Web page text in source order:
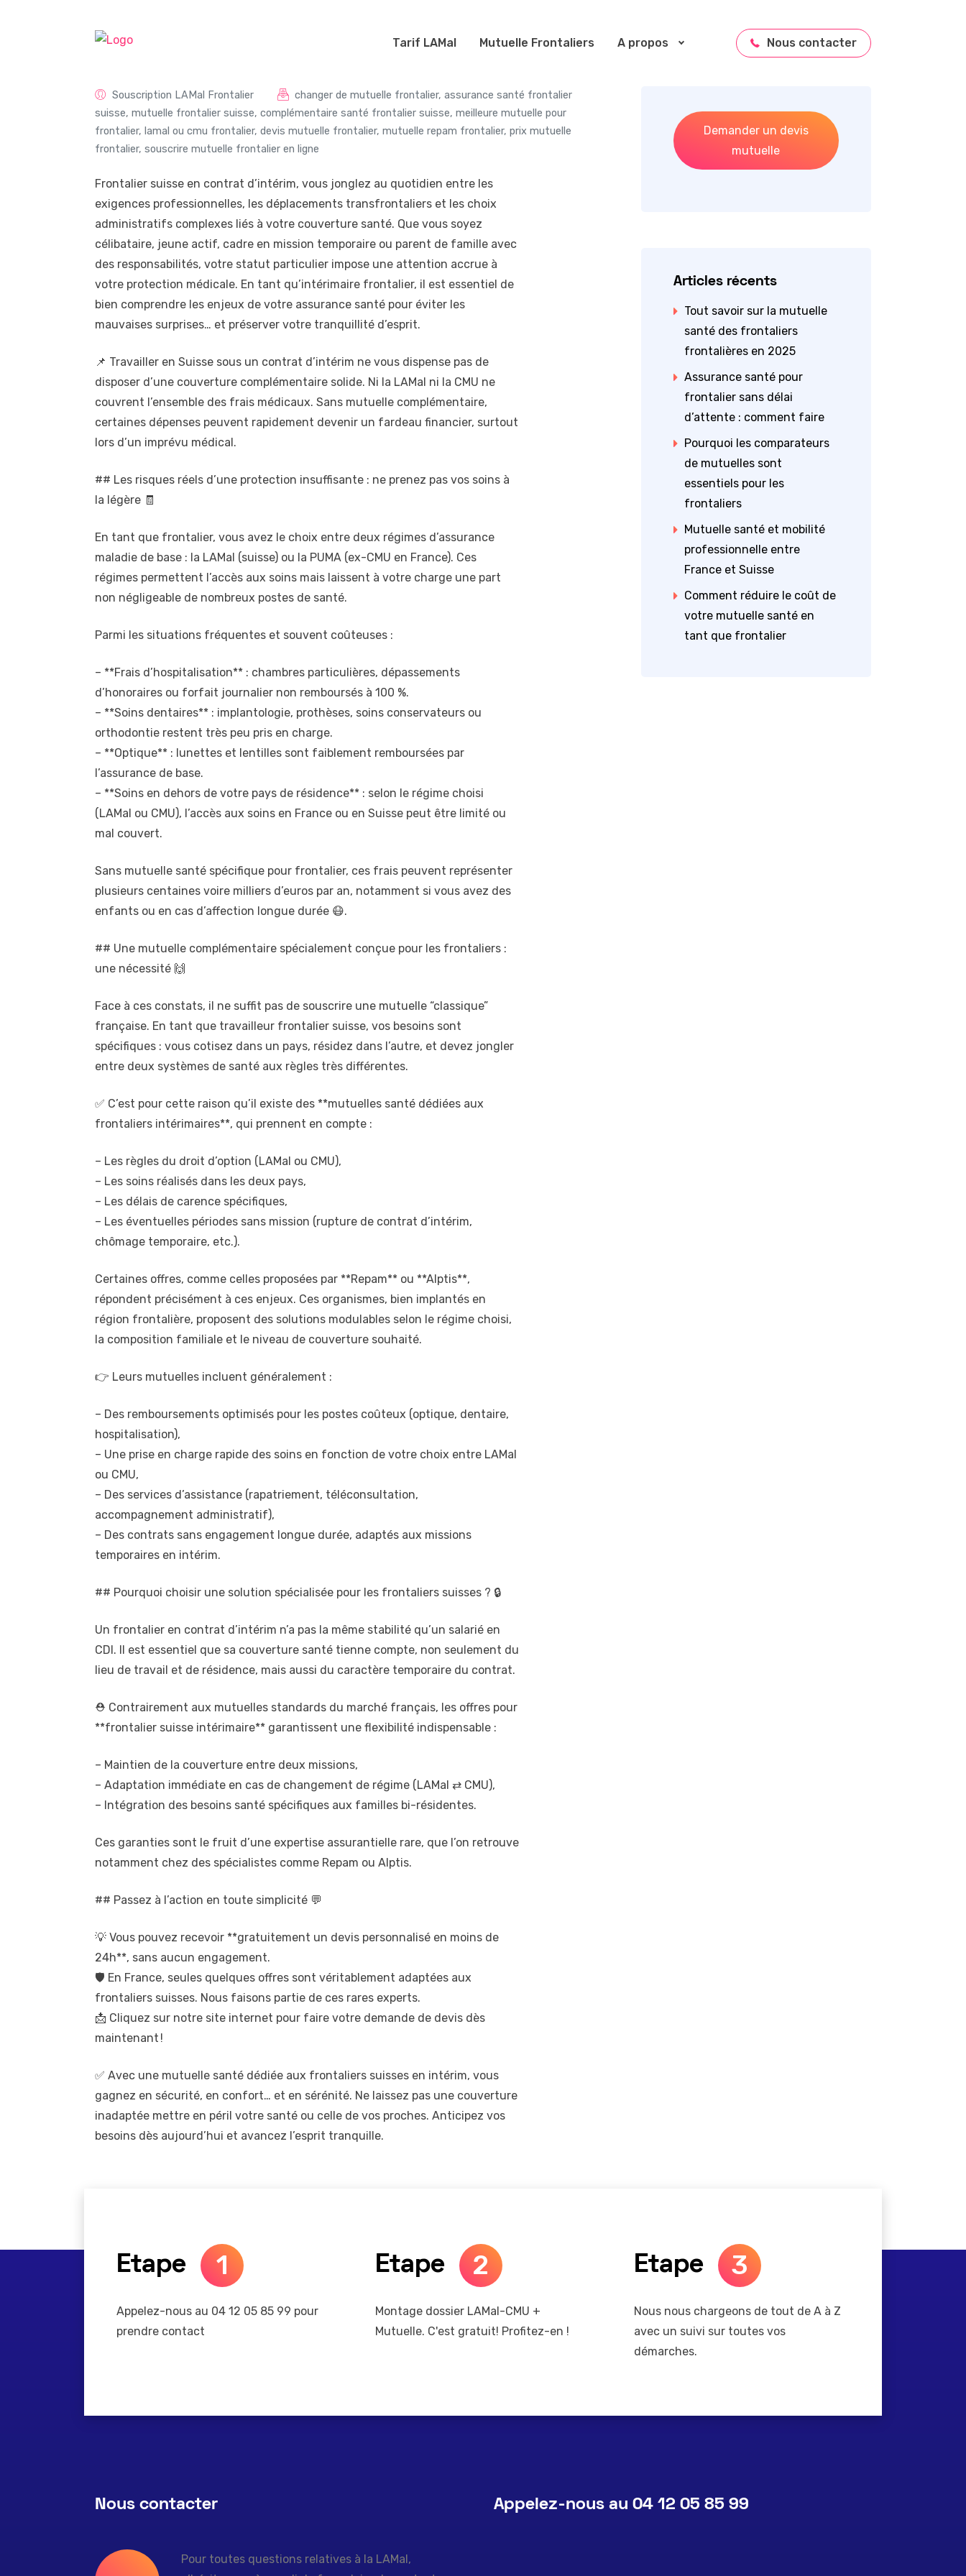
Tarif LAMal Mutuelle Frontaliers A propos Nous contacter
Souscription LAMal Frontalier changer de mutuelle frontalier, assurance santé frontalier
suisse, mutuelle frontalier suisse, complémentaire santé frontalier suisse, meilleure mutuelle pour
frontalier, lamal ou cmu frontalier, devis mutuelle frontalier, mutuelle repam frontalier, prix mutuelle
frontalier, souscrire mutuelle frontalier en ligne
Frontalier suisse en contrat d’intérim, vous jonglez au quotidien entre les
exigences professionnelles, les déplacements transfrontaliers et les choix
administratifs complexes liés à votre couverture santé. Que vous soyez
célibataire, jeune actif, cadre en mission temporaire ou parent de famille avec
des responsabilités, votre statut particulier impose une attention accrue à
votre protection médicale. En tant qu’intérimaire frontalier, il est essentiel de
bien comprendre les enjeux de votre assurance santé pour éviter les
mauvaises surprises… et préserver votre tranquillité d’esprit.
📌 Travailler en Suisse sous un contrat d’intérim ne vous dispense pas de
disposer d’une couverture complémentaire solide. Ni la LAMal ni la CMU ne
couvrent l’ensemble des frais médicaux. Sans mutuelle complémentaire,
certaines dépenses peuvent rapidement devenir un fardeau financier, surtout
lors d’un imprévu médical.
## Les risques réels d’une protection insuffisante : ne prenez pas vos soins à
la légère 🧾
En tant que frontalier, vous avez le choix entre deux régimes d’assurance
maladie de base : la LAMal (suisse) ou la PUMA (ex-CMU en France). Ces
régimes permettent l’accès aux soins mais laissent à votre charge une part
non négligeable de nombreux postes de santé.
Parmi les situations fréquentes et souvent coûteuses :
– **Frais d’hospitalisation** : chambres particulières, dépassements
d’honoraires ou forfait journalier non remboursés à 100 %.
– **Soins dentaires** : implantologie, prothèses, soins conservateurs ou
orthodontie restent très peu pris en charge.
– **Optique** : lunettes et lentilles sont faiblement remboursées par
l’assurance de base.
– **Soins en dehors de votre pays de résidence** : selon le régime choisi
(LAMal ou CMU), l’accès aux soins en France ou en Suisse peut être limité ou
mal couvert.
Sans mutuelle santé spécifique pour frontalier, ces frais peuvent représenter
plusieurs centaines voire milliers d’euros par an, notamment si vous avez des
enfants ou en cas d’affection longue durée 😷.
## Une mutuelle complémentaire spécialement conçue pour les frontaliers :
une nécessité 🙌
Face à ces constats, il ne suffit pas de souscrire une mutuelle “classique”
française. En tant que travailleur frontalier suisse, vos besoins sont
spécifiques : vous cotisez dans un pays, résidez dans l’autre, et devez jongler
entre deux systèmes de santé aux règles très différentes.
✅ C’est pour cette raison qu’il existe des **mutuelles santé dédiées aux
frontaliers intérimaires**, qui prennent en compte :
– Les règles du droit d’option (LAMal ou CMU),
– Les soins réalisés dans les deux pays,
– Les délais de carence spécifiques,
– Les éventuelles périodes sans mission (rupture de contrat d’intérim,
chômage temporaire, etc.).
Certaines offres, comme celles proposées par **Repam** ou **Alptis**,
répondent précisément à ces enjeux. Ces organismes, bien implantés en
région frontalière, proposent des solutions modulables selon le régime choisi,
la composition familiale et le niveau de couverture souhaité.
👉 Leurs mutuelles incluent généralement :
– Des remboursements optimisés pour les postes coûteux (optique, dentaire,
hospitalisation),
– Une prise en charge rapide des soins en fonction de votre choix entre LAMal
ou CMU,
– Des services d’assistance (rapatriement, téléconsultation,
accompagnement administratif),
– Des contrats sans engagement longue durée, adaptés aux missions
temporaires en intérim.
## Pourquoi choisir une solution spécialisée pour les frontaliers suisses ? 🔒
Un frontalier en contrat d’intérim n’a pas la même stabilité qu’un salarié en
CDI. Il est essentiel que sa couverture santé tienne compte, non seulement du
lieu de travail et de résidence, mais aussi du caractère temporaire du contrat.
⛑️ Contrairement aux mutuelles standards du marché français, les offres pour
**frontalier suisse intérimaire** garantissent une flexibilité indispensable :
– Maintien de la couverture entre deux missions,
– Adaptation immédiate en cas de changement de régime (LAMal ⇄ CMU),
– Intégration des besoins santé spécifiques aux familles bi-résidentes.
Ces garanties sont le fruit d’une expertise assurantielle rare, que l’on retrouve
notamment chez des spécialistes comme Repam ou Alptis.
## Passez à l’action en toute simplicité 💬
💡 Vous pouvez recevoir **gratuitement un devis personnalisé en moins de
24h**, sans aucun engagement.
🛡️ En France, seules quelques offres sont véritablement adaptées aux
frontaliers suisses. Nous faisons partie de ces rares experts.
📩 Cliquez sur notre site internet pour faire votre demande de devis dès
maintenant !
✅ Avec une mutuelle santé dédiée aux frontaliers suisses en intérim, vous
gagnez en sécurité, en confort… et en sérénité. Ne laissez pas une couverture
inadaptée mettre en péril votre santé ou celle de vos proches. Anticipez vos
besoins dès aujourd’hui et avancez l’esprit tranquille.
Demander un devis
mutuelle
Articles récents
Tout savoir sur la mutuelle
santé des frontaliers
frontalières en 2025
Assurance santé pour
frontalier sans délai
d’attente : comment faire
Pourquoi les comparateurs
de mutuelles sont
essentiels pour les
frontaliers
Mutuelle santé et mobilité
professionnelle entre
France et Suisse
Comment réduire le coût de
votre mutuelle santé en
tant que frontalier
Etape 1
Appelez-nous au 04 12 05 85 99 pour
prendre contact
Etape 2
Montage dossier LAMal-CMU +
Mutuelle. C'est gratuit! Profitez-en !
Etape 3
Nous nous chargeons de tout de A à Z
avec un suivi sur toutes vos
démarches.
Nous contacter
Pour toutes questions relatives à la LAMal,
Appelez-nous au 04 12 05 85 99